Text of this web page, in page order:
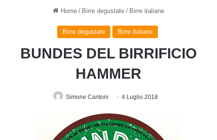
Home / Birre degustate / Birre italiane
Birre degustate Birre italiane
BUNDES DEL BIRRIFICIO
HAMMER
Simone Cantoni 4 Luglio 2018